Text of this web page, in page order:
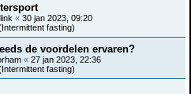
« 30 jan 2023, 09:20
fasting)
de voordelen ervaren?
« 27 jan 2023, 22:36
fasting)